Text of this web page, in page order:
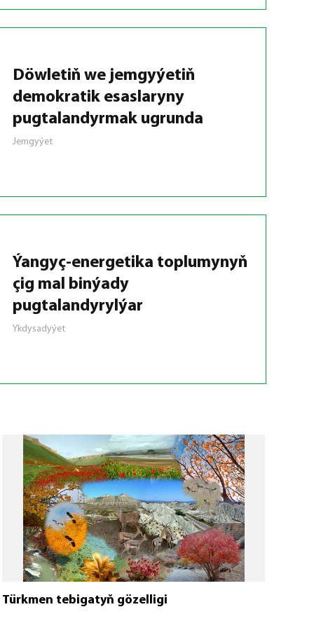
Döwletiň we jemgyýetiň
demokratik esaslaryny
pugtalandyrmak ugrunda
Jemgyýet
Ýangyç-energetika toplumynyň
çig mal binýady
pugtalandyrylýar
Ykdysadyýet
Türkmen tebigatyň gözelligi